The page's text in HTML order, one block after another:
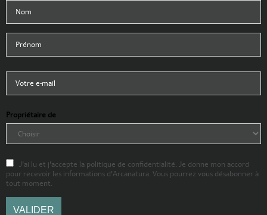
Propriétaire de
J'ai lu et j'accepte la politique de confidentialité. Je donne mon accord
pour recevoir les informations d'Arcanatura. Vous pourrez vous désabonner à
tout moment.